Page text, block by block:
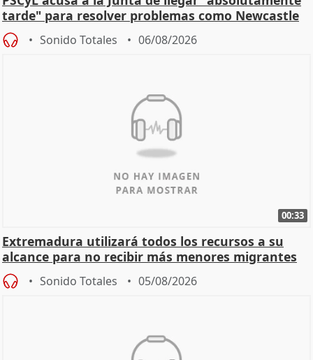
tarde" para resolver problemas como Newcastle
Sonido Totales 06/08/2026
00:33
Extremadura utilizará todos los recursos a su
alcance para no recibir más menores migrantes
Sonido Totales 05/08/2026